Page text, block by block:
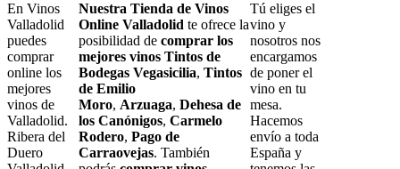
En Vinos
Valladolid
puedes
comprar
online los
mejores
vinos de
Valladolid.
Ribera del
Duero
Nuestra Tienda de Vinos
Online Valladolid te ofrece la
posibilidad de comprar los
mejores vinos Tintos de
Bodegas Vegasicilia, Tintos
de Emilio
Moro, Arzuaga, Dehesa de
los Canónigos, Carmelo
Rodero, Pago de
Carraovejas. También
Tú eliges el
vino y
nosotros nos
encargamos
de poner el
vino en tu
mesa.
Hacemos
envío a toda
España y